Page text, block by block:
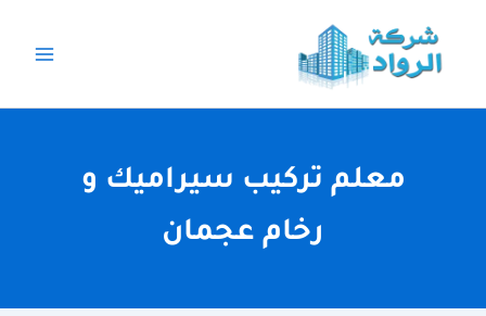
المحتوى
معلم تركيب سيراميك و
رخام عجمان